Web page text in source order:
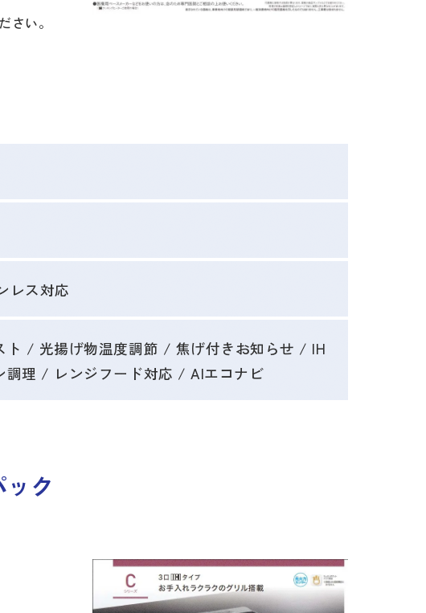
い。
レス対応
/ 光揚げ物温度調節 / 焦げ付きお知らせ / IH
理 / レンジフード対応 / AIエコナビ
ク